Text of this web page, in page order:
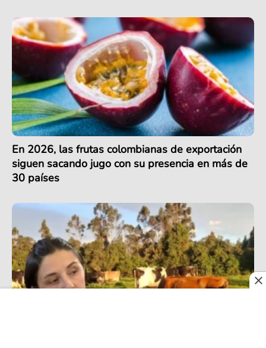
En 2026, las frutas colombianas de exportación
siguen sacando jugo con su presencia en más de
30 países